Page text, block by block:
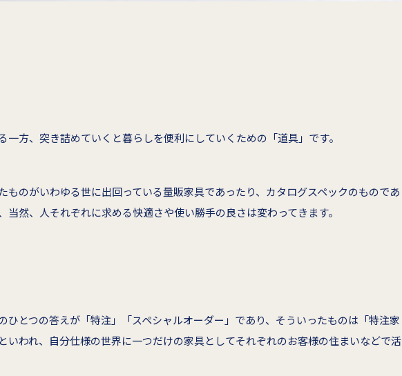
一方、突き詰めていくと暮らしを便利にしていくための「道具」です。
ものがいわゆる世に出回っている量販家具であったり、カタログスペックのものであ
当然、人それぞれに求める快適さや使い勝手の良さは変わってきます。
ひとつの答えが「特注」「スペシャルオーダー」であり、そういったものは「特注家
いわれ、自分仕様の世界に一つだけの家具としてそれぞれのお客様の住まいなどで活